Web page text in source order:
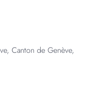
Canton de Genève,